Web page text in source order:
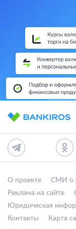
О проекте СМИ о
Реклама на сайте
Юридическая
Контакты
Карта